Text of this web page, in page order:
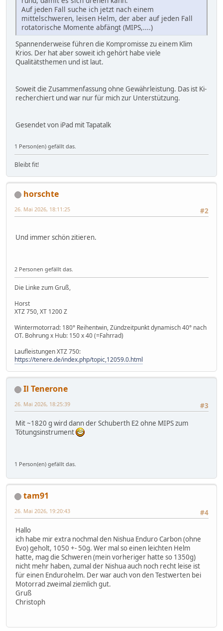
Auf jeden Fall suche ich jetzt nach einem
mittelschweren, leisen Helm, der aber auf jeden Fall
rotatorische Momente abfängt (MIPS,....)
Spannenderweise führen die Kompromisse zu einem Klim
Krios. Der hat aber soweit ich gehört habe viele
Qualitätsthemen und ist laut.
Soweit die Zusammenfassung ohne Gewährleistung. Das ist Ki-
recherchiert und war nur für mich zur Unterstützung.
Gesendet von iPad mit Tapatalk
1 Person(en) gefällt das.
Bleibt fit!
horschte
#2
26. Mai 2026, 18:11:25
Und immer schön zitieren.
2 Personen gefällt das.
Die Linke zum Gruß,
Horst
XTZ 750, XT 1200 Z
Wintermotorrad: 180° Reihentwin, Zündzeitpunkt dynamisch 40° nach
OT. Bohrung x Hub: 150 x 40 (=Fahrrad)
Laufleistungen XTZ 750:
https://tenere.de/index.php/topic,12059.0.html
Il Tenerone
#3
26. Mai 2026, 18:25:39
Mit ~1820 g wird dann der Schuberth E2 ohne MIPS zum
Tötungsinstrument
1 Person(en) gefällt das.
tam91
#4
26. Mai 2026, 19:20:43
Hallo
ich habe mir extra nochmal den Nishua Enduro Carbon (ohne
Evo) geholt, 1050 +- 50g. Wer mal so einen leichten Helm
hatte, mag die Schweren (mein vorheriger hatte so 1350g)
nicht mehr haben, zumal der Nishua auch noch recht leise ist
für einen Endurohelm. Der war auch von den Testwerten bei
Motorrad zweimal ziemlich gut.
Gruß
Christoph